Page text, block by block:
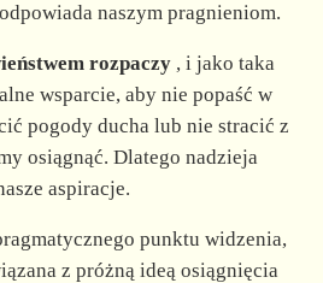
naszym pragnieniom.
rozpaczy, i jako taka
wsparcie, aby nie popaść w
pogody ducha lub nie stracić z
osiągnąć. Dlatego nadzieja
aspiracje.
punktu widzenia,
z próżną ideą osiągnięcia